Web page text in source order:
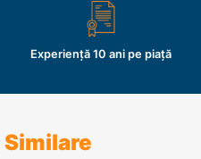
Experiență 10 ani pe piață
Similare